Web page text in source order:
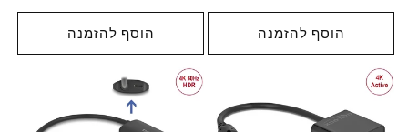
רגיל
הוסף להזמנה
רגיל
הוסף להזמנה